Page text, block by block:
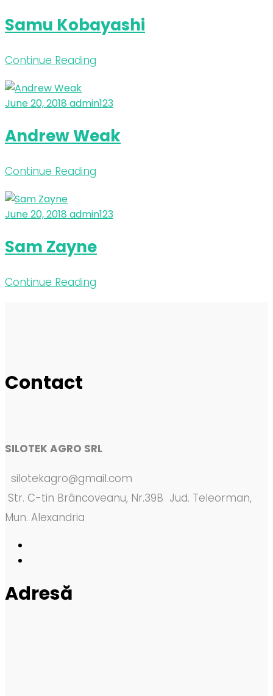
Samu Kobayashi
Continue Reading
June 20, 2018 admin123
Andrew Weak
Continue Reading
June 20, 2018 admin123
Sam Zayne
Continue Reading
Contact
SILOTEK AGRO SRL
silotekagro@gmail.com
Str. C-tin Brâncoveanu, Nr.39B Jud. Teleorman,
Mun. Alexandria
Adresă